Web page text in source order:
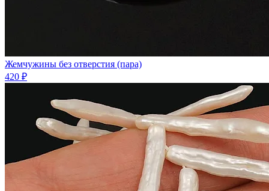
Жемчужины без отверстия (пара)
420 ₽